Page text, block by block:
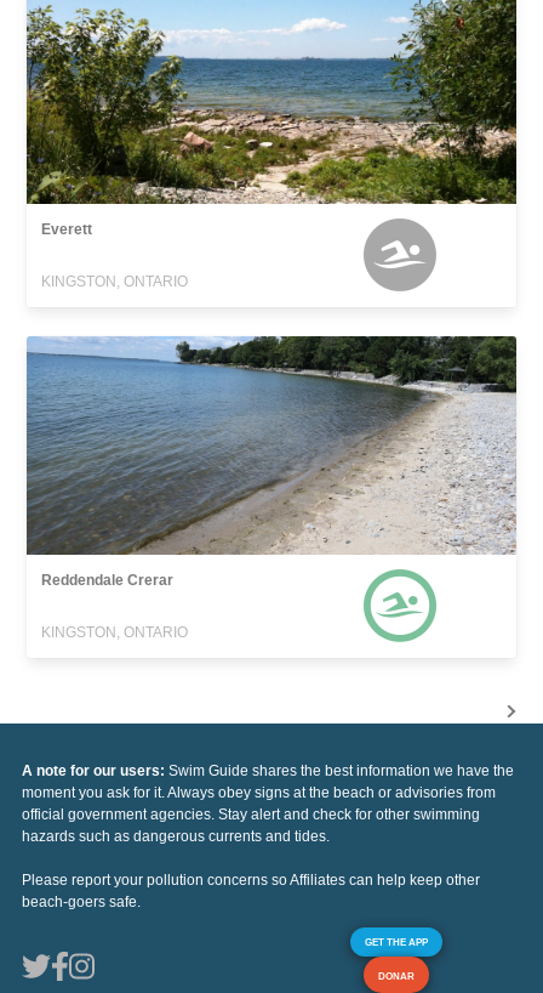
Everett
KINGSTON, ONTARIO
Reddendale Crerar
KINGSTON, ONTARIO
A note for our users: Swim Guide shares the best information we have the
moment you ask for it. Always obey signs at the beach or advisories from
official government agencies. Stay alert and check for other swimming
hazards such as dangerous currents and tides.
Please report your pollution concerns so Affiliates can help keep other
beach-goers safe.
GET THE APP
DONAR